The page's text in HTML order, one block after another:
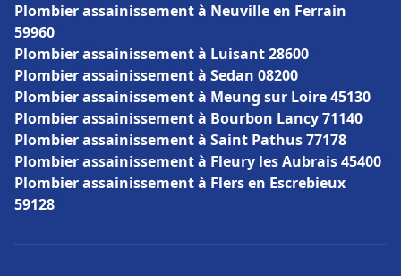
Plombier assainissement à Neuville en Ferrain
59960
Plombier assainissement à Luisant 28600
Plombier assainissement à Sedan 08200
Plombier assainissement à Meung sur Loire 45130
Plombier assainissement à Bourbon Lancy 71140
Plombier assainissement à Saint Pathus 77178
Plombier assainissement à Fleury les Aubrais 45400
Plombier assainissement à Flers en Escrebieux
59128